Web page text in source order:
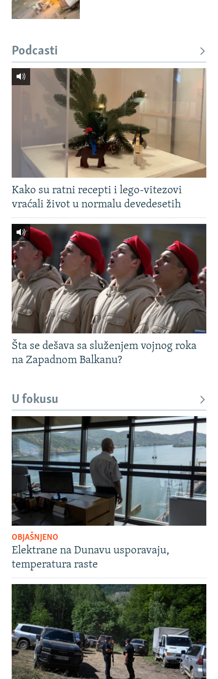
Podcasti
Kako su ratni recepti i lego-vitezovi
vraćali život u normalu devedesetih
Šta se dešava sa služenjem vojnog roka
na Zapadnom Balkanu?
U fokusu
OBJAŠNJENO
Elektrane na Dunavu usporavaju,
temperatura raste